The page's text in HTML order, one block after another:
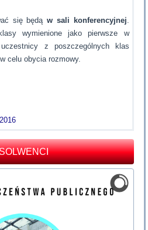
się będąw sali konferencyjnej.
wymienione jako pierwsze w
uczestnicy z poszczególnych klas
celu obycia rozmowy.